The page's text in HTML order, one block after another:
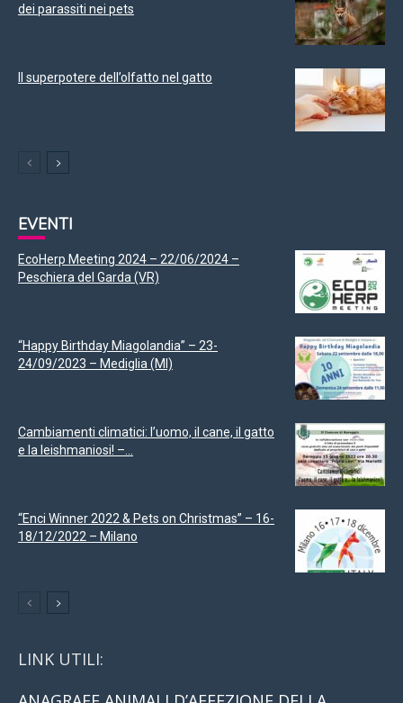
dei parassiti nei pets
Il superpotere dell’olfatto nel gatto
EVENTI
EcoHerp Meeting 2024 – 22/06/2024 –
Peschiera del Garda (VR)
“Happy Birthday Miagolandia” – 23-
24/09/2023 – Mediglia (MI)
Cambiamenti climatici: l’uomo, il cane, il gatto
e la leishmaniosi! –...
“Enci Winner 2022 & Pets on Christmas” – 16-
18/12/2022 – Milano
LINK UTILI: